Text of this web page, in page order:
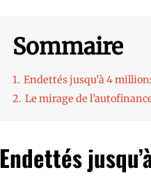
Sommaire
1. Endettés jusqu’à 4
2. Le mirage de
Endettés